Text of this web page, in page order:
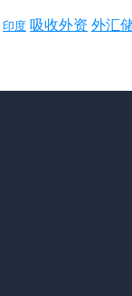
印度 吸收外资 外汇